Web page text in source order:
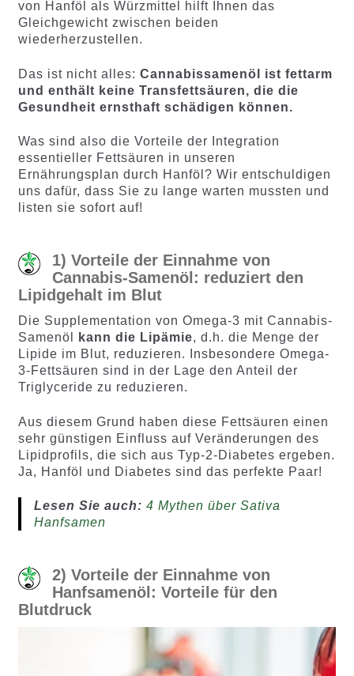
von Hanföl als Würzmittel hilft Ihnen das
Gleichgewicht zwischen beiden
wiederherzustellen.
Das ist nicht alles: Cannabissamenöl ist fettarm
und enthält keine Transfettsäuren, die die
Gesundheit ernsthaft schädigen können.
Was sind also die Vorteile der Integration
essentieller Fettsäuren in unseren
Ernährungsplan durch Hanföl? Wir entschuldigen
uns dafür, dass Sie zu lange warten mussten und
listen sie sofort auf!
1) Vorteile der Einnahme von
Cannabis-Samenöl: reduziert den
Lipidgehalt im Blut
Die Supplementation von Omega-3 mit Cannabis-
Samenöl
kann die Lipämie, d.h. die Menge der
Lipide im Blut, reduzieren. Insbesondere Omega-
3-Fettsäuren sind in der Lage den Anteil der
Triglyceride zu reduzieren.
Aus diesem Grund haben diese Fettsäuren einen
sehr günstigen Einfluss auf Veränderungen des
Lipidprofils, die sich aus Typ-2-Diabetes ergeben.
Ja, Hanföl und Diabetes sind das perfekte Paar!
Lesen Sie auch: 4 Mythen über Sativa
Hanfsamen
2) Vorteile der Einnahme von
Hanfsamenöl: Vorteile für den
Blutdruck